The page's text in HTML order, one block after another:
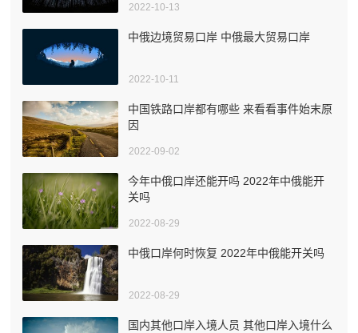
2022-10-13
中俄边境贸易口岸 中俄最大贸易口岸
2022-10-11
中国铁路口岸都有哪些 来看看事件始末原
因
2022-09-02
今年中俄口岸还能开吗 2022年中俄能开
关吗
2022-08-29
中俄口岸何时恢复 2022年中俄能开关吗
2022-08-29
国内其他口岸入境人员 其他口岸入境什么